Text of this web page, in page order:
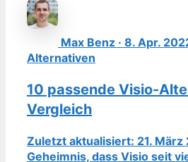
Max Benz · 8. Apr.
Alternativen
10 passende Visio-
Vergleich
Zuletzt aktualisiert: 21. März
Geheimnis, dass Visio seit